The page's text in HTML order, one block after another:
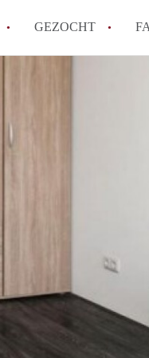
GEZOCHT
Hoeveel kost het om te reageren
Wat is de privacyverklaring van